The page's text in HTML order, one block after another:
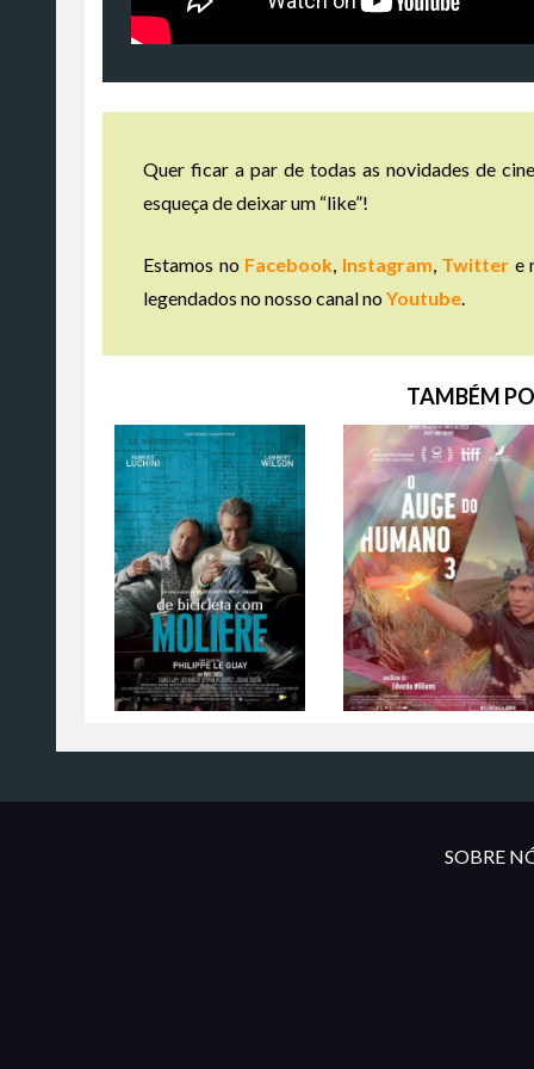
Quer ficar a par de todas as novidades de
esqueça de deixar um “like”!
Estamos no Facebook, Instagram, Twitter e
legendados no nosso canal noYoutube.
TAMBÉM
SOBRE